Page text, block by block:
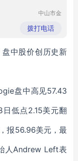
中山市金
备有限公
司
拨打电话
中股价创历史新
盘中高见57.43
低点2.15美元翻
报56.96美元，最
人Andrew Left表